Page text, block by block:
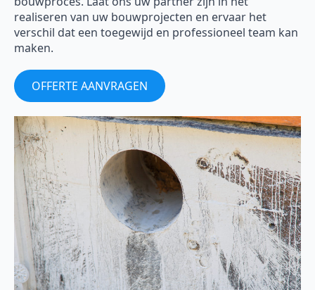
realiseren van uw bouwprojecten en ervaar het
verschil dat een toegewijd en professioneel team kan
maken.
OFFERTE AANVRAGEN